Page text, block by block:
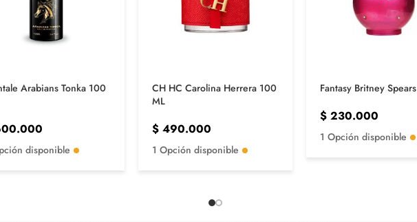
Arabians Tonka 100
disponible
CH HC Carolina Herrera 100
ML
$490.000
1 Opción disponible
Fantasy Britney Spears
$ 230.000
1 Opción disponible